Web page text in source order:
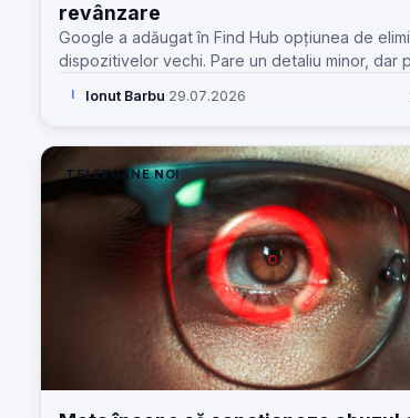
revânzare
Google a adăugat în Find Hub opțiunea de
dispozitivelor vechi. Pare un detaliu minor, dar
și mai puține blocaje.
I Ionut Barbu·29.07.2026
TELEFOANE NOI